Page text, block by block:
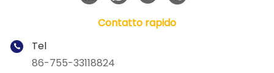
Contatto rapido
Tel
86-755-33118824